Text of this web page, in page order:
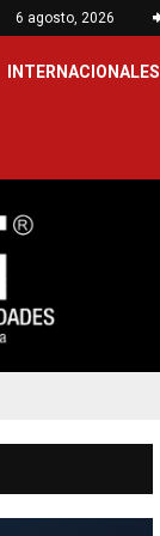
6 agosto, 2026
a…
INTERNACIONALES